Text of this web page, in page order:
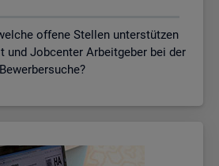
offene Stellen unterstützen
und Jobcenter Arbeitgeber bei der
Bewerbersuche?